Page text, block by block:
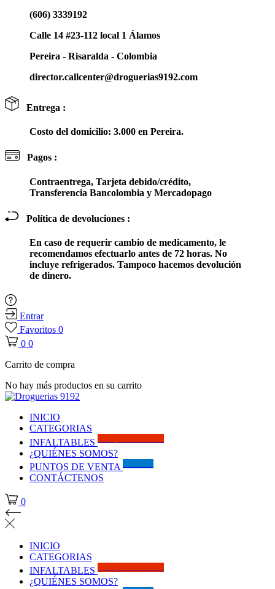
(606) 3339192
Calle 14 #23-112 local 1 Álamos
Pereira - Risaralda - Colombia
director.callcenter@droguerias9192.com
Entrega :
Costo del domicilio: 3.000 en Pereira.
Pagos :
Contraentrega, Tarjeta debido/crédito,
Transferencia Bancolombia y Mercadopago
Política de devoluciones :
En caso de requerir cambio de medicamento, le
recomendamos efectuarlo antes de 72 horas. No
incluye refrigerados. Tampoco hacemos devolución
de dinero.
Entrar
Favoritos 0
0 0
Carrito de compra
No hay más productos en su carrito
INICIO
CATEGORIAS
INFALTABLES
¿QUIÉNES SOMOS?
PUNTOS DE VENTA
CONTÁCTENOS
0
INICIO
CATEGORIAS
INFALTABLES
¿QUIÉNES SOMOS?